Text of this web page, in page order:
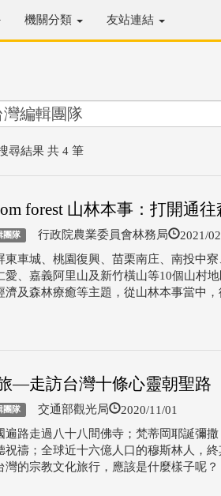
機關分類 友站連結
尋結果 共 4 筆
forest 山林本事：打開通
團隊 行政院農業委員會林務局 2021/
東車城、桃園復興、苗栗南庄、南投中
愛、嘉義阿里山及新竹橫山等10個山村
濟及森林療癒等主題，從山林本事當中，
—走訪台灣十條心靈朝聖路
團隊 交通部觀光局 2020/11/01
遍路走過八十八間佛寺；梵蒂岡耶誕彌
祝禱；全球近十六億人口的穆斯林人，
灣的宗教文化旅行，應該是什麼樣子呢？